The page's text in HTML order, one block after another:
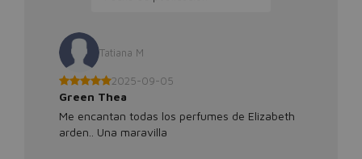
Tatiana M
2025-09-05
Green Thea
Me encantan todas los perfumes de Elizabeth
arden.. Una maravilla